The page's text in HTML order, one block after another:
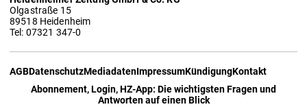
Olgastraße 15
89518 Heidenheim
Tel: 07321 347-0
AGBDatenschutzMediadatenImpressumKündigungKontakt
Abonnement, Login, HZ-App: Die wichtigsten Fragen und
Antworten auf einen Blick